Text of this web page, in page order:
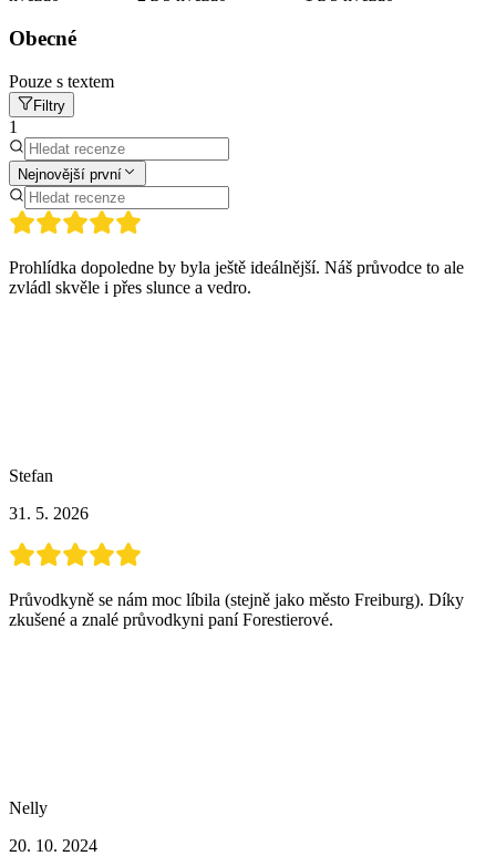
Obecné
Pouze s textem
Filtry
1
Nejnovější první
Prohlídka dopoledne by byla ještě ideálnější. Náš průvodce to ale
zvládl skvěle i přes slunce a vedro.
Stefan
31. 5. 2026
Průvodkyně se nám moc líbila (stejně jako město Freiburg). Díky
zkušené a znalé průvodkyni paní Forestierové.
Nelly
20. 10. 2024